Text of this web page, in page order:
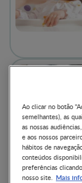
Ao clicar no botão
semelhantes), as
as nossas
e aos nossos
hábitos de
conteúdos
preferências
nosso site. Mais